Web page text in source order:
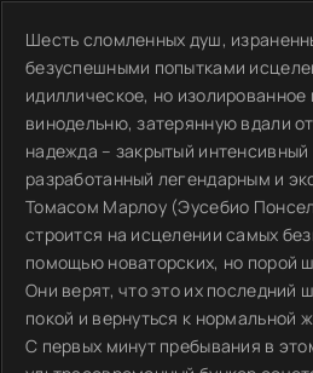
Шесть сломленных душ,
безуспешными попытками
идиллическое, но
винодельню, затерянную вдали
надежда – закрытый интенсивный
разработанный легендарным и
Томасом Марлоу (Эусебио
строится на исцелении самых
помощью новаторских, но порой
Они верят, что это их последний
покой и вернуться к нормальной
С первых минут пребывания в